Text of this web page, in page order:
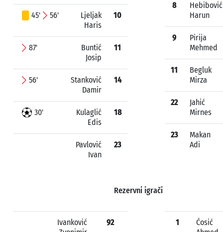
45' 56'
Ljeljak
Haris
10
87'
Buntić
Josip
11
56'
Stanković
Damir
14
30'
Kulaglić
Edis
18
Pavlović
Ivan
23
8
Hebibović
Harun
9
Pirija
Mehmed
11
Begluk
Mirza
22
Jahić
Mirnes
23
Makan
Adi
Rezervni igrači
Ivanković
92 1
Ćosić